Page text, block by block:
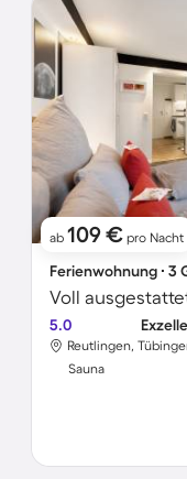
ab 109 € pro Nacht
Ferienwohnung ∙ 3
5.0
Reutlingen,
Sauna